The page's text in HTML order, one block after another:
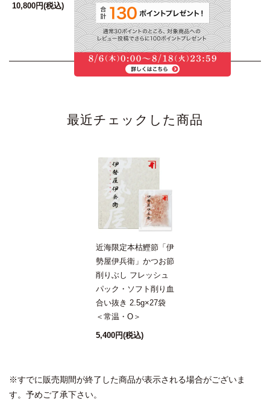
10,800円(税込)
最近チェックした商品
近海限定本枯鰹節「伊
勢屋伊兵衛」かつお節
削りぶし フレッシュ
パック・ソフト削り血
合い抜き 2.5g×27袋
＜常温・O＞
5,400円(税込)
※すでに販売期間が終了した商品が表示される場合がございま
す。予めご了承下さい。